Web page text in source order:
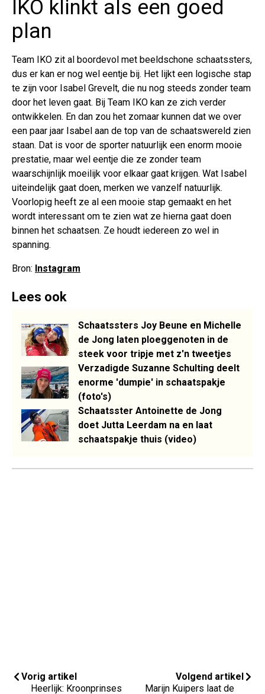
IKO klinkt als een goed
plan
Team IKO zit al boordevol met beeldschone schaatssters,
dus er kan er nog wel eentje bij. Het lijkt een logische stap
te zijn voor Isabel Grevelt, die nu nog steeds zonder team
door het leven gaat. Bij Team IKO kan ze zich verder
ontwikkelen. En dan zou het zomaar kunnen dat we over
een paar jaar Isabel aan de top van de schaatswereld zien
staan. Dat is voor de sporter natuurlijk een enorm mooie
prestatie, maar wel eentje die ze zonder team
waarschijnlijk moeilijk voor elkaar gaat krijgen. Wat Isabel
uiteindelijk gaat doen, merken we vanzelf natuurlijk.
Voorlopig heeft ze al een mooie stap gemaakt en het
wordt interessant om te zien wat ze hierna gaat doen
binnen het schaatsen. Ze houdt iedereen zo wel in
spanning.
Bron: Instagram
Lees ook
Schaatssters Joy Beune en Michelle
de Jong laten ploeggenoten in de
steek voor tripje met z'n tweetjes
Verzadigde Suzanne Schulting deelt
enorme 'dumpie' in schaatspakje
(foto's)
Schaatsster Antoinette de Jong
doet Jutta Leerdam na en laat
schaatspakje thuis (video)
Vorig artikel
Heerlijk: Kroonprinses
Volgend artikel
Marijn Kuipers laat de